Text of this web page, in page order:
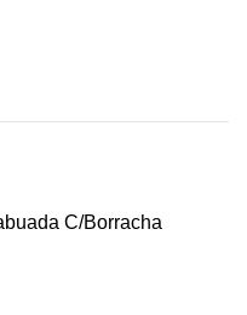
C/Borracha